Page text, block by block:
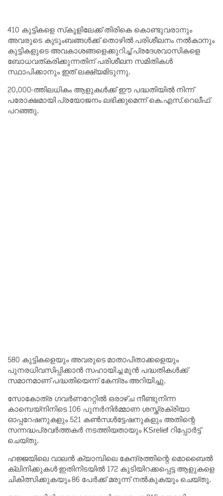
410 കുട്ടികളെ സ്‌കൂളിലേക്ക് തിരികെ കൊണ്ടുവരാനും
അവരുടെ കുടുംബങ്ങൾക്ക് തൊഴിൽ പരിശീലനം നൽകാനും
കുട്ടികളുടെ അവകാശങ്ങളെക്കുറിച്ച് പ്രദേശവാസികളെ
ബോധവത്കരിക്കുന്നതിന് പരിശീലന സമിതികൾ
സ്ഥാപിക്കാനും ഇത് ലക്ഷ്യമിടുന്നു.
20,000-ത്തിലധികം ആളുകൾക്ക് ഈ പദ്ധതിയിൽ നിന്ന്
പരോക്ഷമായി പ്രയോജനം ലഭിക്കുമെന്ന് കെ.എസ്.റെലീഫ്
പറഞ്ഞു.
580 കുട്ടികളെയും അവരുടെ മാതാപിതാക്കളെയും
പുനരധിവസിപ്പിക്കാൻ സഹായിച്ച മുൻ പദ്ധതികൾക്ക്
സമാനമാണ് പദ്ധതിയെന്ന് കേന്ദ്രം അറിയിച്ചു.
സോകോത്ര ഗവർണറേറ്റിൽ ഒരാഴ്ച നീണ്ടുനിന്ന
കാമ്പെയ്‌നിനിടെ 106 പുനർനിർമ്മാണ ശസ്ത്രക്രിയാ
ഓപ്പറേഷനുകളും 521 കൺസൾട്ടേഷനുകളും അതിന്റെ
സന്നദ്ധപ്രവർത്തകർ നടത്തിയതായും KSrelief റിപ്പോർട്ട്
ചെയ്തു.
ഹജ്ജയിലെ വാലൻ ക്യാമ്പിലെ കേന്ദ്രത്തിന്റെ മൊബൈൽ
ക്ലിനിക്കുകൾ ഇതിനിടയിൽ 172 കുടിയിറക്കപ്പെട്ട ആളുകളെ
ചികിത്സിക്കുകയും 86 പേർക്ക് മരുന്ന് നൽകുകയും ചെയ്തു.